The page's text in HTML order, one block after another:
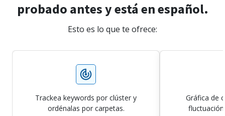
probado antes y está en español.
Esto es lo que te ofrece:
Trackea keywords por clúster y
ordénalas por carpetas.
Gráfica de